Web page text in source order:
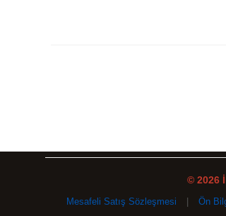
© 2026
Mesafeli Satış Sözleşmesi | Ön